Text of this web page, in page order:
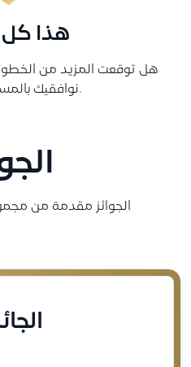
هذا
هل توقعت المزيد من
نوافقيك بالمستجدات قريبا.
الجوائز مقدمة من